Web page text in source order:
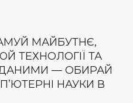
МАЙБУТНЄ,
ТЕХНОЛОГІЇ ТА
— ОБИРАЙ
НАУКИ В